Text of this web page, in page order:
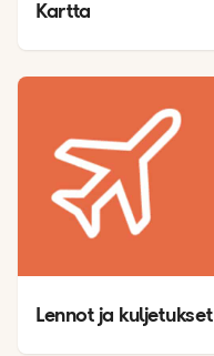
Lennot ja kuljetukset